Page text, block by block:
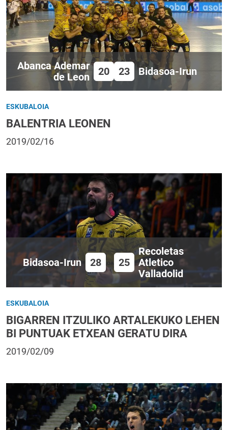
Abanca Ademar
de Leon
20 23 Bidasoa-Irun
ESKUBALOIA
BALENTRIA LEONEN
2019/02/16
Bidasoa-Irun 28 25
Recoletas
Atletico
Valladolid
ESKUBALOIA
BIGARREN ITZULIKO ARTALEKUKO LEHEN
BI PUNTUAK ETXEAN GERATU DIRA
2019/02/09